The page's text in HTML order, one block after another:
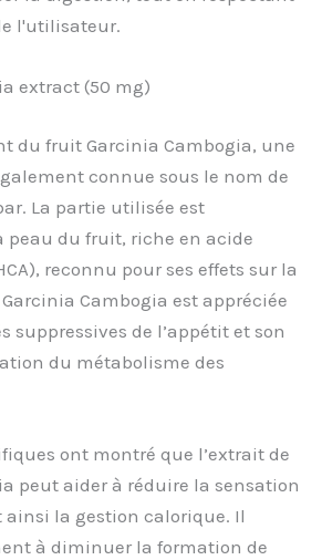
l'utilisateur.
extract (50 mg)
du fruit Garcinia Cambogia, une
connue sous le nom de
La partie utilisée est
du fruit, riche en acide
reconnu pour ses effets sur la
Cambogia est appréciée
suppressives de l’appétit et son
du métabolisme des
ont montré que l’extrait de
peut aider à réduire la sensation
la gestion calorique. Il
à diminuer la formation de